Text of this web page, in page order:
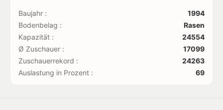
Baujahr :
1994
Bodenbelag :
Rasen
Kapazität :
24554
Ø Zuschauer :
17099
Zuschauerrekord :
24263
Auslastung in Prozent :
69